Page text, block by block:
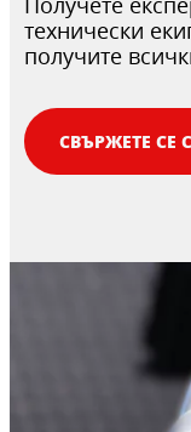
технически
получите
СВЪРЖЕТЕ СЕ